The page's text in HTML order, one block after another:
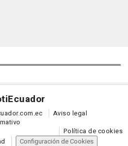
Ecuador
Aviso legal
Política de cookies
Configuración de Cookies